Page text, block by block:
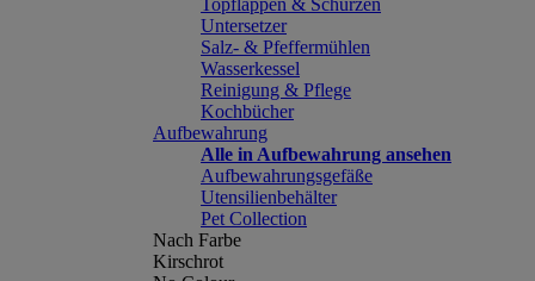
Topflappen & Schürzen
Untersetzer
Salz- & Pfeffermühlen
Wasserkessel
Reinigung & Pflege
Kochbücher
Aufbewahrung
Alle in Aufbewahrung ansehen
Aufbewahrungsgefäße
Utensilienbehälter
Pet Collection
Nach Farbe
Kirschrot